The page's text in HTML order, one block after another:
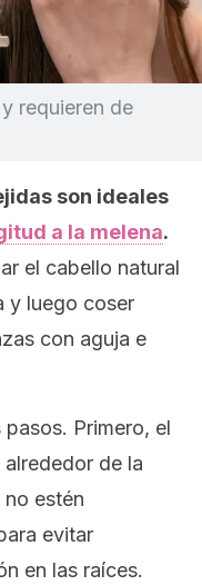
requieren de
son ideales
a la melena.
el cabello natural
y luego coser
con aguja e
Primero, el
de la
estén
evitar
en las raíces.